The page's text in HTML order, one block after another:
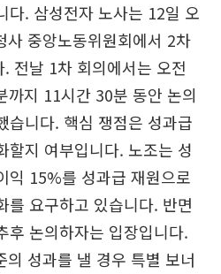
다. 삼성전자 노사는 12일 오
사 중앙노동위원회에서 2차
전날 1차 회의에서는 오전
까지 11시간 30분 동안 논의
습니다. 핵심 쟁점은 성과급
할지 여부입니다. 노조는 성
익 15%를 성과급 재원으로
를 요구하고 있습니다. 반면
후 논의하자는 입장입니다.
성과를 낼 경우 특별 보너